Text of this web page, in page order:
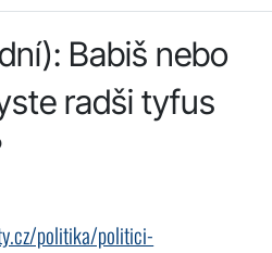
Babiš nebo
radši tyfus
politika/politici-